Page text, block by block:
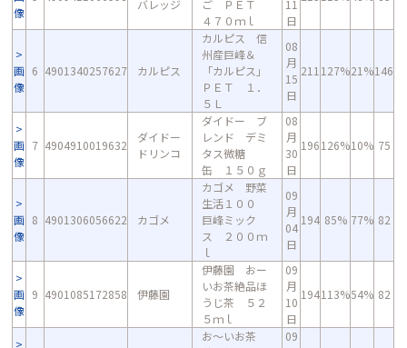
像
バレッジ
ご ＰＥＴ
４７０ｍｌ
11
日
画
像
6 4901340257627 カルピス
カルピス 信
州産巨峰＆
「カルピス」
ＰＥＴ １．
５Ｌ
08
月
15
日
211 127%21%146
画
像
7 4904910019632
ダイドー
ドリンコ
ダイドー ブ
レンド デミ
タス微糖
缶 １５０ｇ
08
月
30
日
196126%10% 75
画
像
8 4901306056622 カゴメ
カゴメ 野菜
生活１００
巨峰ミック
ス ２００ｍ
ｌ
09
月
04
日
194 85% 77% 82
画
像
9 4901085172858 伊藤園
伊藤園 おー
いお茶絶品ほ
うじ茶 ５２
５ｍｌ
09
月
10
日
194113%54% 82
お～いお茶
09